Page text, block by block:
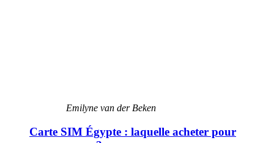
Emilyne van der Beken
Carte SIM Égypte : laquelle acheter pour